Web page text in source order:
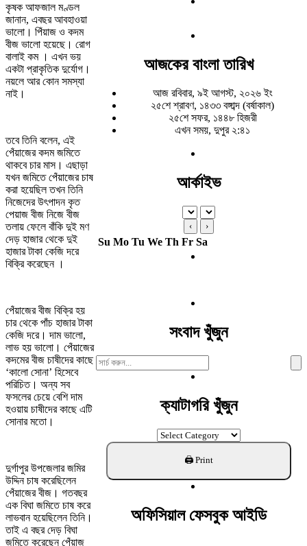
কৃষক আফজাল মণ্ডল
জানান, এবছর আবহাওয়া
ভালো। পিঁয়াজ ও কদম
বীজ ভালো হয়েছে। রোগ
বালাই কম । এখন ভয়
একটা প্রাকৃতিক দুর্যোগ।
নয়লে আর কোন সমস্যা
নাই।
তবে তিনি বলেন, এই
পেঁয়াজের কদম জমিতে
থাকবে চার মাস। এছাড়া
যখন জমিতে পেঁয়াজের চাষ
করা হয়েছিল তখন তিনি
নিজেদের উৎপাদন কৃত
পেয়াজ বীজ নিজে বীজ
তলায় ফেলে বাঁকি দুই মণ
দেড় হাজার থেকে দুই
হাজার টাকা কেজি দরে
বিক্রি করেছেন ।
পেঁয়াজের বীজ বিক্রি হয়
চার থেকে পাঁচ হাজার টাকা
কেজি দরে। দাম ভালো,
লাভ হয় ভালো। পেঁয়াজের
কদমের বীজ চাষীদের কাছে
‘কালো সোনা’ হিসেবে
পরিচিত। অন্য সব
ফসলের চেয়ে বেশি দাম
হওয়ায় চাষীদের কাছে এটি
সোনার মতো।
দুর্গাপুর উপজেলার জমির
উদ্দিন চাষ করেছিলেন
পেঁয়াজের বীজ। গতবছর
এক বিঘা জমিতে চাষ করে
লাভবান হয়েছিলেন তিনি।
তাই এ বছর দেড় বিঘা
জমিতে করেছেন পেঁয়াজ
আজকের বাংলা তারিখ
আজ রবিবার, ৯ই আগস্ট, ২০২৬ ইং
২৫শে শ্রাবণ, ১৪৩৩ বঙ্গাব্দ (বর্ষাকাল)
২৫শে সফর, ১৪৪৮ হিজরী
এখন সময়, দুপুর ২:৪১
আর্কাইভ
‹ ›
Su Mo Tu We Th Fr Sa
সংবাদ খুঁজুন
Search
For:
ক্যাটাগরি খুঁজুন
ক্যাটাগরি
খুঁজুন
অফিসিয়াল ফেসবুক আইডি